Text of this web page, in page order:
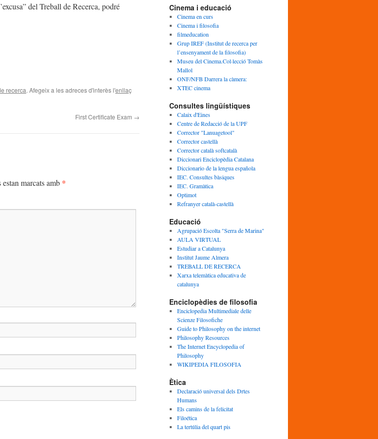
del Treball de Recerca, podré
recerca. Afegeix a les adreces d'interès l'enllaç
First Certificate Exam →
marcats amb *
Cinema i educació
Cinema en curs
Cinema i filosofia
filmeducation
Grup IREF (Institut de recerca per
l’ensenyament de la filosofia)
Museu del Cinema.Col·lecció Tomàs
Mallol
ONF/NFB Darrera la càmera:
XTEC cinema
Consultes lingüístiques
Calaix d'Eines
Centre de Redacció de la UPF
Corrector "Lanuagetool"
Corrector castellà
Corrector català softcatalà
Diccionari Enciclopèdia Catalana
Diccionario de la lengua española
IEC. Consultes bàsiques
IEC. Gramàtica
Optimot
Refranyer català-castellà
Educació
Agrupació Escolta "Serra de Marina"
AULA VIRTUAL
Estudiar a Catalunya
Institut Jaume Almera
TREBALL DE RECERCA
Xarxa telemàtica educativa de
catalunya
Enciclopèdies de filosofia
Enciclopedia Multimediale delle
Scienze Filosofiche
Guide to Philosophy on the internet
Philosophy Resources
The Internet Encyclopedia of
Philosophy
WIKIPEDIA FILOSOFIA
Ètica
Declaració universal dels Drtes
Humans
Els camins de la felicitat
Filoética
La tertúlia del quart pis